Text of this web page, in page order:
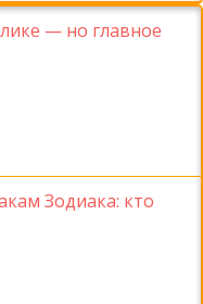
— но главное
Зодиака: кто